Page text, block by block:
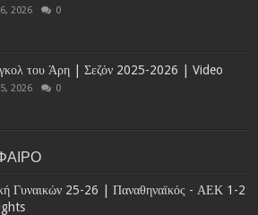
2026 0
του Άρη | Σεζόν 2025-2026 | Video
2026 0
Γυναικών 25-26 | Παναθηναϊκός - ΑΕΚ 1-2